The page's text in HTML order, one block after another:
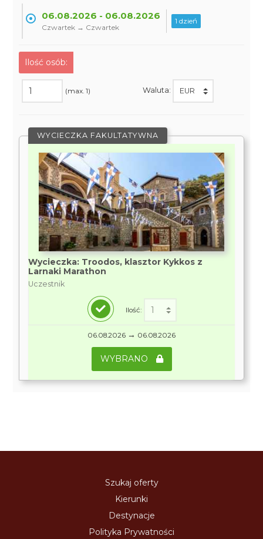
06.08.2026 - 06.08.2026
Czwartek → Czwartek
1 dzień
Ilość osób:
(max. 1) Waluta:
WYCIECZKA FAKULTATYWNA
Wycieczka: Troodos, klasztor Kykkos z
Larnaki Marathon
Uczestnik
Ilość:
06.08.2026 → 06.08.2026
WYBRANO
Szukaj oferty
Kierunki
Destynacje
Polityka Prywatności